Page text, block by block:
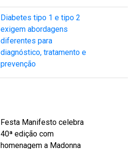
Diabetes tipo 1 e tipo 2
exigem abordagens
diferentes para
diagnóstico, tratamento e
prevenção
Festa Manifesto celebra
40ª edição com
homenagem a Madonna